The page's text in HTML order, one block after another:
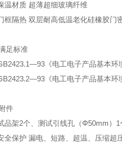
温材质 超薄超细玻璃纤维
框隔热 双层耐高低温老化硅橡胶门
足标准
《电工电子产品基本环
《电工电子产品基本环
件
品架2个、测试引线孔（Φ50mm）1
全保护 漏电、短路、超温、压缩超